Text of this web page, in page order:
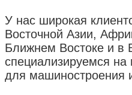
У нас широкая
Восточной Азии,
Ближнем Востоке и в
специализируемся на
для машиностроения